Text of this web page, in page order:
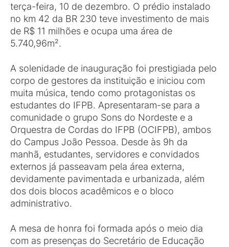
terça-feira, 10 de dezembro. O prédio instalado
no km 42 da BR 230 teve investimento de mais
de R$ 11 milhões e ocupa uma área de
5.740,96m².
A solenidade de inauguração foi prestigiada pelo
corpo de gestores da instituição e iniciou com
muita música, tendo como protagonistas os
estudantes do IFPB. Apresentaram-se para a
comunidade o grupo Sons do Nordeste e a
Orquestra de Cordas do IFPB (OCIFPB), ambos
do Campus João Pessoa. Desde às 9h da
manhã, estudantes, servidores e convidados
externos já passeavam pela área externa,
devidamente pavimentada e urbanizada, além
dos dois blocos acadêmicos e o bloco
administrativo.
A mesa de honra foi formada após o meio dia
com as presenças do Secretário de Educação